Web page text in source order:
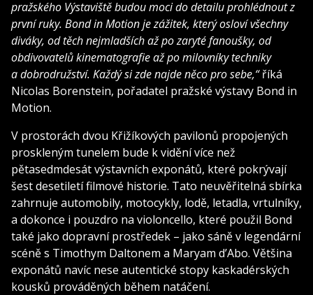
pražského Výstaviště budou moci do detailu prohlédnout z
první ruky. Bond in Motion je zážitek, který osloví všechny
diváky, od těch nejmladších až po zaryté fanoušky, od
obdivovatelů kinematografie až po milovníky techniky
a dobrodružství. Každý si zde najde něco pro sebe,“říká
Nicolas Borenstein, pořadatel pražské výstavy Bond in
Motion.
V prostorách dvou Křižíkových pavilonů propojených
proskleným tunelem bude k vidění více než
pětasedmdesát výstavních exponátů, které pokrývají
šest desetiletí filmové historie. Tato neuvěřitelná sbírka
zahrnuje automobily, motocykly, lodě, letadla, vrtulníky,
a dokonce i pouzdro na violoncello, které použil Bond
také jako dopravní prostředek – jako sáně v legendární
scéně s Timothym Daltonem a Maryam d’Abo. Většina
exponátů navíc nese autentické stopy kaskadérských
kousků prováděných během natáčení.